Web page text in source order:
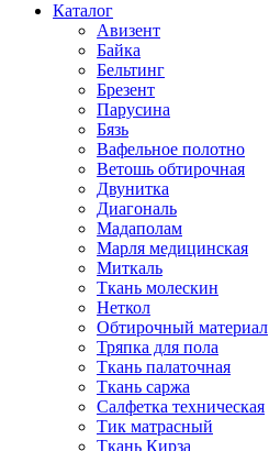
Каталог
Авизент
Байка
Бельтинг
Брезент
Парусина
Бязь
Вафельное полотно
Ветошь обтирочная
Двунитка
Диагональ
Мадаполам
Марля медицинская
Миткаль
Ткань молескин
Неткол
Обтирочный материал
Тряпка для пола
Ткань палаточная
Ткань саржа
Салфетка техническая
Тик матрасный
Ткань Кирза